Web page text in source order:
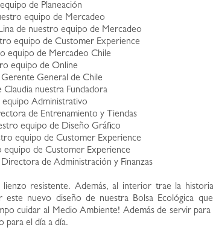
de Planeación
equipo de Mercadeo
de nuestro equipo de Mercadeo
equipo de Customer Experience
equipo de Mercadeo Chile
equipo de Online
General de Chile
nuestra Fundadora
Administrativo
de Entrenamiento y Tiendas
equipo de Diseño Gráfico
equipo de Customer Experience
equipo de Customer Experience
de Administración y Finanzas
lienzo resistente. Además, al interior trae la
este nuevo diseño de nuestra Bolsa Ecológica
cuidar al Medio Ambiente! Además de servir
para el día a día.